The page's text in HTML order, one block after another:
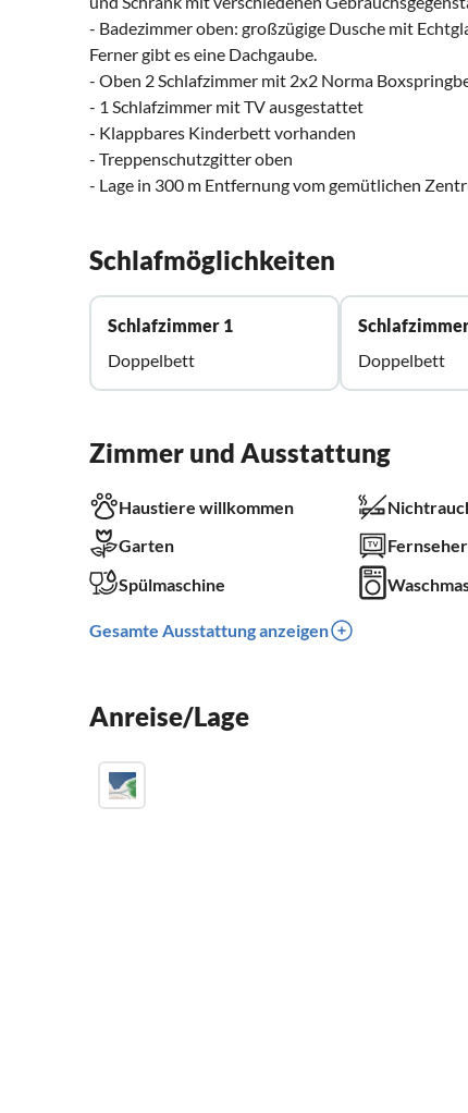
- Badezimmer oben: großzügige Dusche mit
Ferner gibt es eine Dachgaube.
- Oben 2 Schlafzimmer mit 2x2 Norma
- 1 Schlafzimmer mit TV ausgestattet
- Klappbares Kinderbett vorhanden
- Treppenschutzgitter oben
- Lage in 300 m Entfernung vom gemütlichen
Schlafmöglichkeiten
Schlafzimmer 1
Doppelbett
Doppelbett
Zimmer und Ausstattung
Haustiere willkommen
Garten
Fernseher
Spülmaschine
Gesamte Ausstattung anzeigen
Anreise/Lage